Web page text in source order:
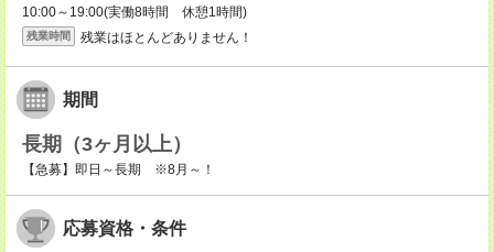
10:00～19:00(実働8時間 休憩1時間)
残業時間 残業はほとんどありません！
期間
長期（3ヶ月以上）
【急募】即日～長期 ※8月～！
応募資格・条件